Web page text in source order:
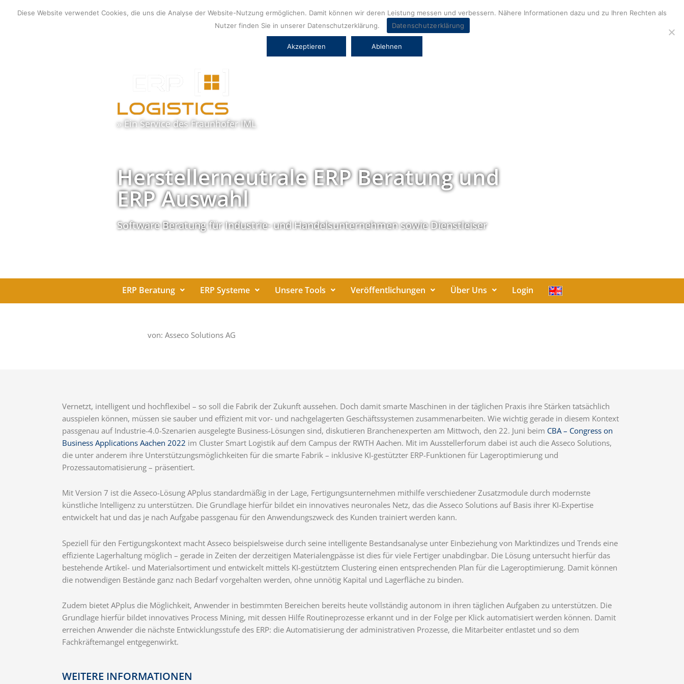
Inhalt
» Ein Service desFraunhofer IML
Herstellerneutrale ERP Beratung und
ERP Auswahl
Software Beratung für Industrie- und Handelsunternehmen sowie Dienstleiser
ERP Beratung ERP Systeme Unsere Tools Veröffentlichungen Über Uns Login
von: Asseco Solutions AG
Vernetzt, intelligent und hochflexibel – so soll die Fabrik der Zukunft aussehen. Doch damit smarte Maschinen in der täglichen Praxis ihre Stärken tatsächlich
ausspielen können, müssen sie sauber und effizient mit vor- und nachgelagerten Geschäftssystemen zusammenarbeiten. Wie wichtig gerade in diesem Kontext
passgenau auf Industrie-4.0-Szenarien ausgelegte Business-Lösungen sind, diskutieren Branchenexperten am Mittwoch, den 22. Juni beim CBA – Congress on
Business Applications Aachen 2022 im Cluster Smart Logistik auf dem Campus der RWTH Aachen. Mit im Ausstellerforum dabei ist auch die Asseco Solutions,
die unter anderem ihre Unterstützungsmöglichkeiten für die smarte Fabrik – inklusive KI-gestützter ERP-Funktionen für Lageroptimierung und
Prozessautomatisierung – präsentiert.
Mit Version 7 ist die Asseco-Lösung APplus standardmäßig in der Lage, Fertigungsunternehmen mithilfe verschiedener Zusatzmodule durch modernste
künstliche Intelligenz zu unterstützen. Die Grundlage hierfür bildet ein innovatives neuronales Netz, das die Asseco Solutions auf Basis ihrer KI-Expertise
entwickelt hat und das je nach Aufgabe passgenau für den Anwendungszweck des Kunden trainiert werden kann.
Speziell für den Fertigungskontext macht Asseco beispielsweise durch seine intelligente Bestandsanalyse unter Einbeziehung von Marktindizes und Trends eine
effiziente Lagerhaltung möglich – gerade in Zeiten der derzeitigen Materialengpässe ist dies für viele Fertiger unabdingbar. Die Lösung untersucht hierfür das
bestehende Artikel- und Materialsortiment und entwickelt mittels KI-gestütztem Clustering einen entsprechenden Plan für die Lageroptimierung. Damit können
die notwendigen Bestände ganz nach Bedarf vorgehalten werden, ohne unnötig Kapital und Lagerfläche zu binden.
Zudem bietet APplus die Möglichkeit, Anwender in bestimmten Bereichen bereits heute vollständig autonom in ihren täglichen Aufgaben zu unterstützen. Die
Grundlage hierfür bildet innovatives Process Mining, mit dessen Hilfe Routineprozesse erkannt und in der Folge per Klick automatisiert werden können. Damit
erreichen Anwender die nächste Entwicklungsstufe des ERP: die Automatisierung der administrativen Prozesse, die Mitarbeiter entlastet und so dem
Fachkräftemangel entgegenwirkt.
WEITERE INFORMATIONEN
Diese Website verwendet Cookies, die uns die Analyse der Website-Nutzung ermöglichen. Damit können wir deren Leistung messen und verbessern. Nähere Informationen dazu und zu Ihren Rechten als
Nutzer finden Sie in unserer Datenschutzerklärung.
Datenschutzerklärung
Akzeptieren Ablehnen